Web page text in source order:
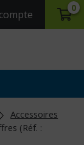
0
Accessoires
(Réf. :